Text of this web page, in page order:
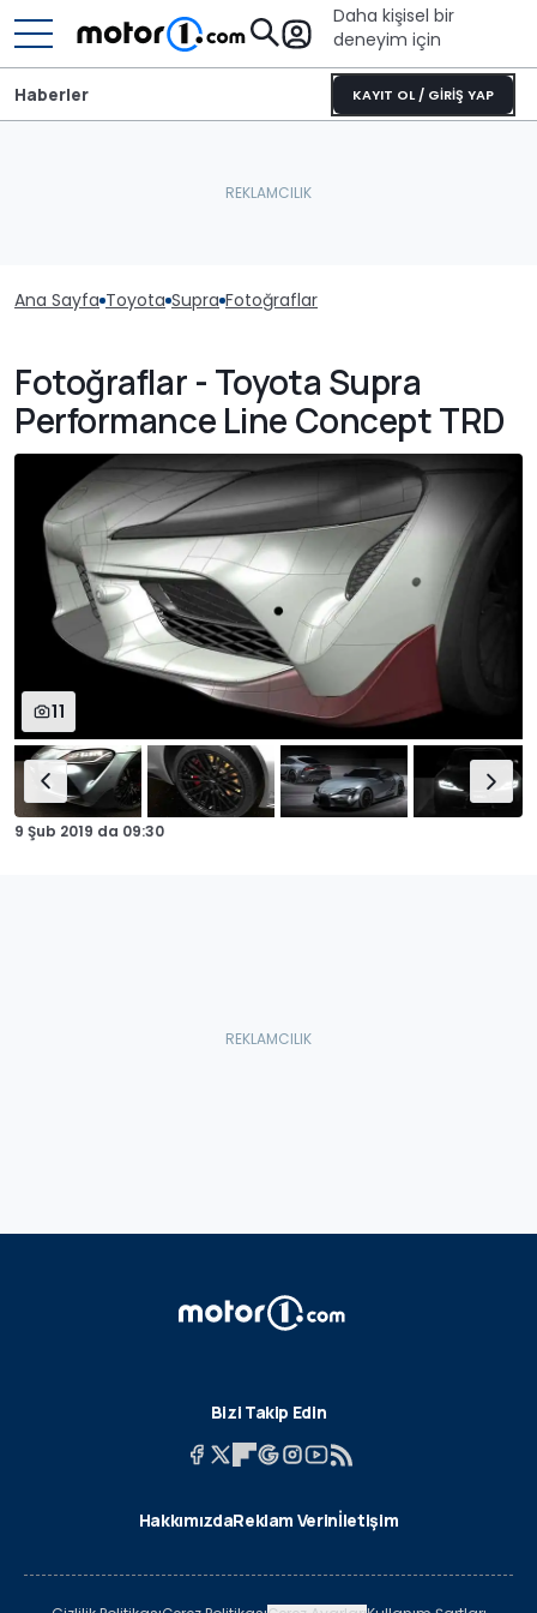
Daha kişisel bir
deneyim için
KAYIT OL / GİRİŞ YAP
Haberler
Ana Sayfa Toyota Supra Fotoğraflar
Fotoğraflar - Toyota Supra
Performance Line Concept TRD
11
9 Şub 2019 da 09:30
Bizi Takip Edin
HakkımızdaReklam Verinİletişim